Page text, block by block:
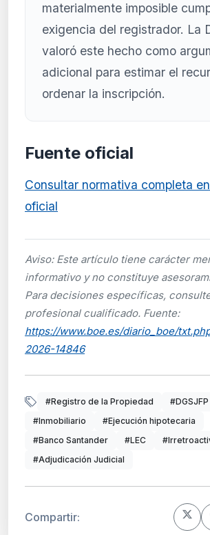
materialmente imposible
exigencia del registrador. La
valoró este hecho como
adicional para estimar el
ordenar la inscripción.
Fuente oficial
Consultar normativa completa
oficial
Aviso: Este artículo tiene carácter
informativo y no constituye
Para decisiones específicas,
profesional cualificado. Fuente:
https://www.boe.es/diario_boe/
2026-14846
#Registro de la Propiedad
#DGSJFP
#Inmobiliario
#Ejecución hipotecaria
#Banco Santander
#LEC
#Adjudicación Judicial
Compartir: